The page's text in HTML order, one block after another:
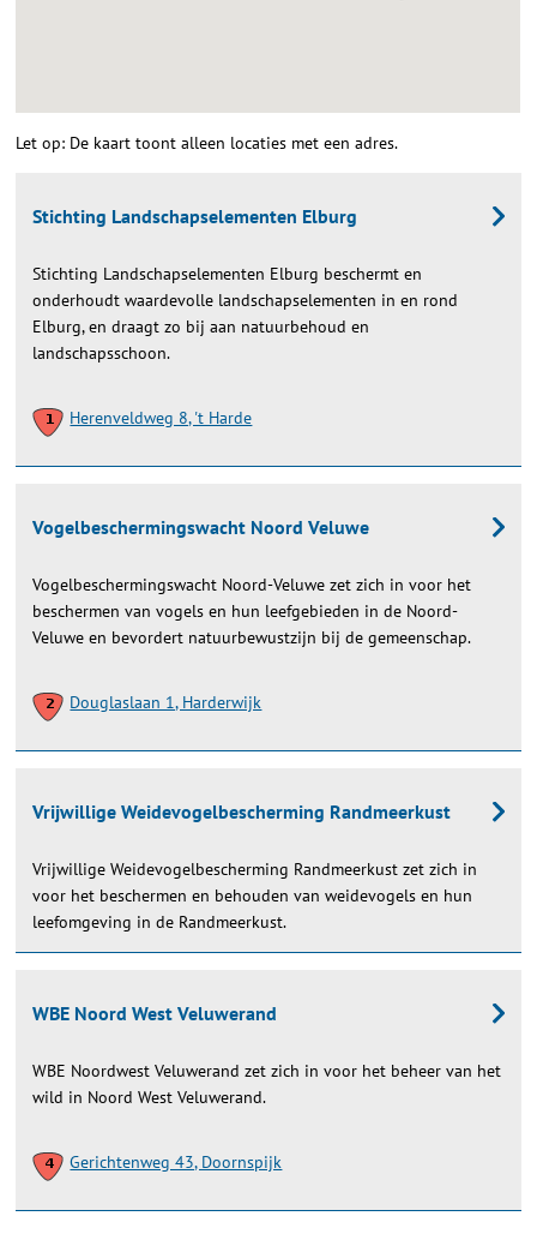
Let op: De kaart toont alleen locaties met een adres.
Stichting Landschapselementen Elburg
Stichting Landschapselementen Elburg beschermt en
onderhoudt waardevolle landschapselementen in en rond
Elburg, en draagt zo bij aan natuurbehoud en
landschapsschoon.
Herenveldweg 8, 't Harde
Vogelbeschermingswacht Noord Veluwe
Vogelbeschermingswacht Noord-Veluwe zet zich in voor het
beschermen van vogels en hun leefgebieden in de Noord-
Veluwe en bevordert natuurbewustzijn bij de gemeenschap.
Douglaslaan 1, Harderwijk
Vrijwillige Weidevogelbescherming Randmeerkust
Vrijwillige Weidevogelbescherming Randmeerkust zet zich in
voor het beschermen en behouden van weidevogels en hun
leefomgeving in de Randmeerkust.
WBE Noord West Veluwerand
WBE Noordwest Veluwerand zet zich in voor het beheer van het
wild in Noord West Veluwerand.
Gerichtenweg 43, Doornspijk